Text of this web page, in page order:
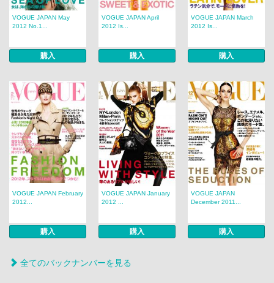
VOGUE JAPAN May
2012 No.1...
購入
VOGUE JAPAN April
2012 Is...
購入
VOGUE JAPAN March
2012 Is...
購入
VOGUE JAPAN February
2012...
購入
VOGUE JAPAN January
2012 ...
購入
VOGUE JAPAN
December 2011...
購入
全てのバックナンバーを見る